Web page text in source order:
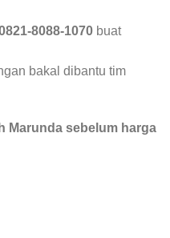
8088-1070 buat
bakal dibantu tim
Marunda sebelum harga